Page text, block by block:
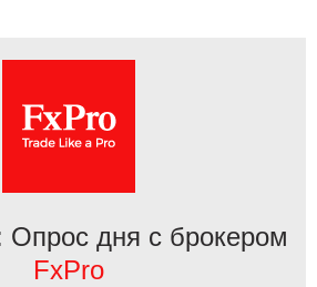
Опрос дня с брокером
FxPro